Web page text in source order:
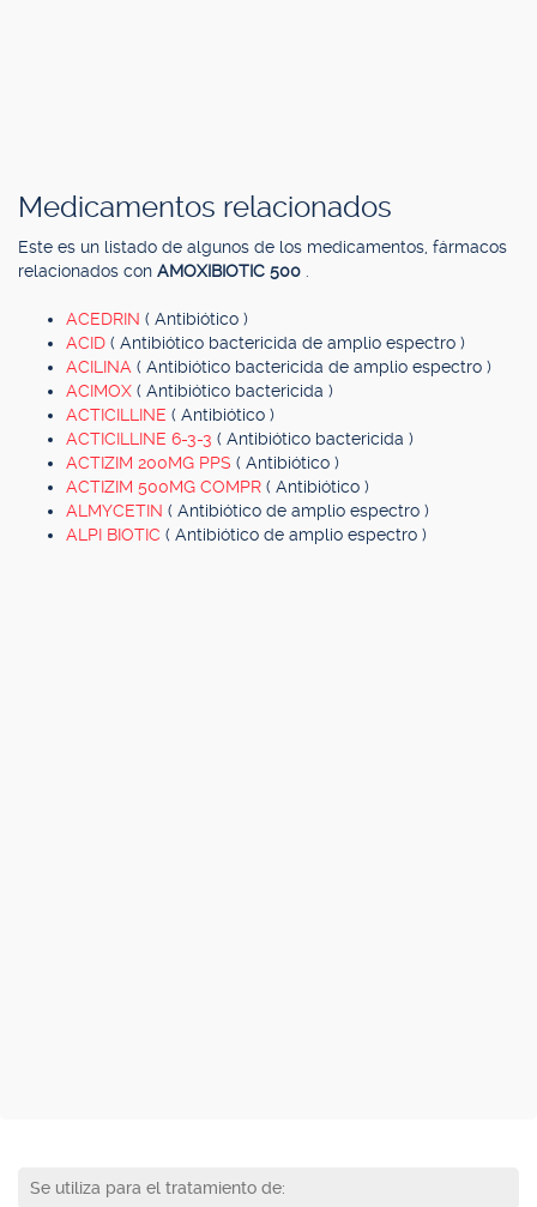
Medicamentos relacionados
Este es un listado de algunos de los medicamentos, fármacos
relacionados con AMOXIBIOTIC 500
ACEDRIN ( Antibiótico )
ACID ( Antibiótico bactericida de amplio espectro )
ACILINA ( Antibiótico bactericida de amplio espectro )
ACIMOX ( Antibiótico bactericida )
ACTICILLINE ( Antibiótico )
ACTICILLINE 6-3-3 ( Antibiótico bactericida )
ACTIZIM 200MG PPS ( Antibiótico )
ACTIZIM 500MG COMPR ( Antibiótico )
ALMYCETIN ( Antibiótico de amplio espectro )
ALPI BIOTIC ( Antibiótico de amplio espectro )
Se utiliza para el tratamiento de: